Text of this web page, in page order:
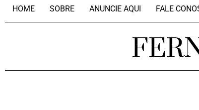
HOME SOBRE ANUNCIE AQUI FALE